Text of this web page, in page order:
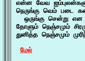
என்ன வேவ
நெருங்கு வெம் படை
ஒருங்கு சென்று
தோளும் நெஞ்சமும்
துனித்த நெஞ்சமும்
மேல்